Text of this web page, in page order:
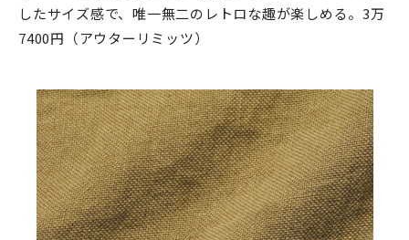
したサイズ感で、唯一無二のレトロな趣が楽しめる。3万
7400円（アウターリミッツ）